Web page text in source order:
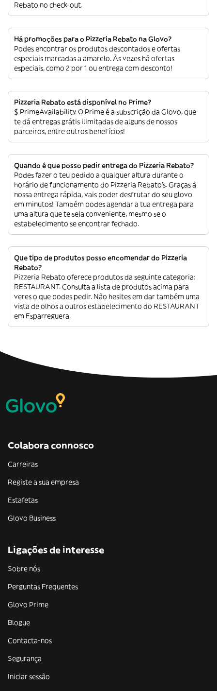
Rebato no check-out.
Há promoções para o Pizzeria Rebato na Glovo?
Podes encontrar os produtos descontados e ofertas
especiais marcadas a amarelo. Às vezes há ofertas
especiais, como 2 por 1 ou entrega com desconto!
Pizzeria Rebato está disponível no Prime?
$ PrimeAvailability. O Prime é a subscrição da Glovo, que
te dá entregas grátis ilimitadas de alguns de nossos
parceiros, entre outros benefícios!
Quando é que posso pedir entrega do Pizzeria Rebato?
Podes fazer o teu pedido a qualquer altura durante o
horário de funcionamento do Pizzeria Rebato’s. Graças à
nossa entrega rápida, vais poder desfrutar do seu glovo
em minutos! Também podes agendar a tua entrega para
uma altura que te seja conveniente, mesmo se o
estabelecimento se encontrar fechado.
Que tipo de produtos posso encomendar do Pizzeria
Rebato?
Pizzeria Rebato oferece produtos da seguinte categoria:
RESTAURANT. Consulta a lista de produtos acima para
veres o que podes pedir. Não hesites em dar também uma
vista de olhos a outros estabelecimento do RESTAURANT
em Esparreguera.
Colabora connosco
Carreiras
Registe a sua empresa
Estafetas
Glovo Business
Ligações de interesse
Sobre nós
Perguntas Frequentes
Glovo Prime
Blogue
Contacta-nos
Segurança
Iniciar sessão